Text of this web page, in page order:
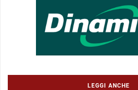
LEGGI ANCHE